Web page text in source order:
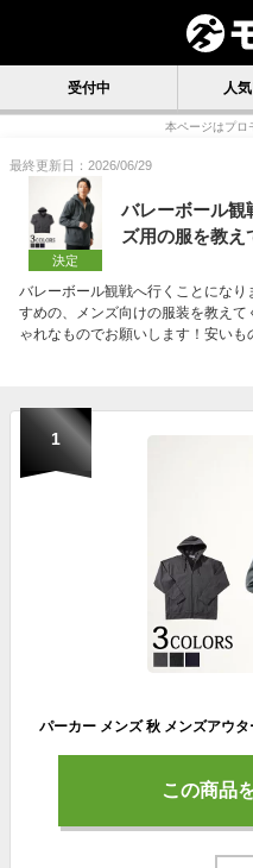
受付中 人
本ページはプロ
最終更新日：2026/06/29
決定
バレーボール観
ズ用の服を教え
バレーボール観戦へ行くことにな
すめの、メンズ向けの服装を教え
ゃれなものでお願いします！安いも
1
この商品